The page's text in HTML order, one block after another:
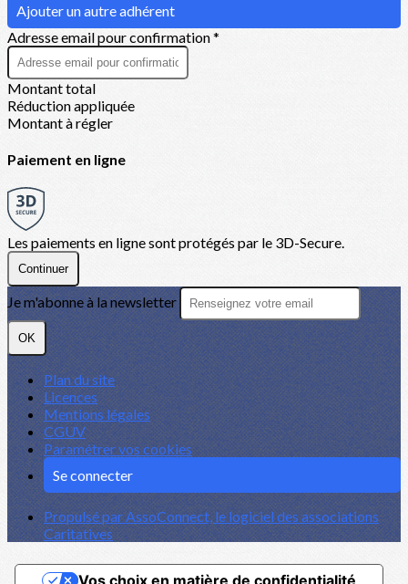
Ajouter un autre adhérent
Adresse email pour confirmation *
Montant total
Réduction appliquée
Montant à régler
Paiement en ligne
Les paiements en ligne sont protégés par le 3D-Secure.
Continuer
Je m'abonne à la newsletter
OK
Plan du site
Licences
Mentions légales
CGUV
Paramétrer vos cookies
Se connecter
Propulsé par AssoConnect, le logiciel des associations
Caritatives